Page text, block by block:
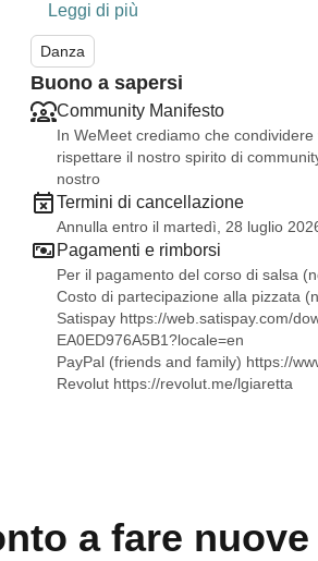
Leggi di più
Danza
Buono a sapersi
Community Manifesto
In WeMeet crediamo che
rispettare il nostro spirito di
nostro
Termini di cancellazione
Annulla entro il martedì, 28 luglio
Pagamenti e rimborsi
Per il pagamento del corso di salsa
Costo di partecipazione alla pizzata
Satispay https://web.satispay.com/
EA0ED976A5B1?locale=en
PayPal (friends and family) https://
Revolut https://revolut.me/lgiaretta
a fare